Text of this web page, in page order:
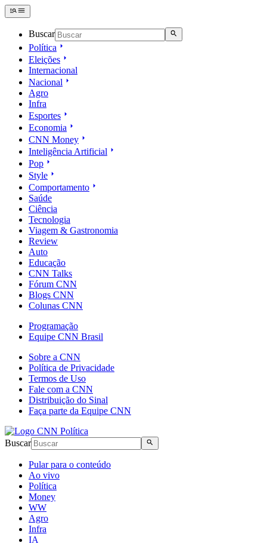
Buscar
Política
Eleições
Internacional
Nacional
Agro
Infra
Esportes
Economia
CNN Money
Inteligência Artificial
Pop
Style
Comportamento
Saúde
Ciência
Tecnologia
Viagem & Gastronomia
Review
Auto
Educação
CNN Talks
Fórum CNN
Blogs CNN
Colunas CNN
Programação
Equipe CNN Brasil
Sobre a CNN
Política de Privacidade
Termos de Uso
Fale com a CNN
Distribuição do Sinal
Faça parte da Equipe CNN
Buscar
Pular para o conteúdo
Ao vivo
Política
Money
WW
Agro
Infra
IA